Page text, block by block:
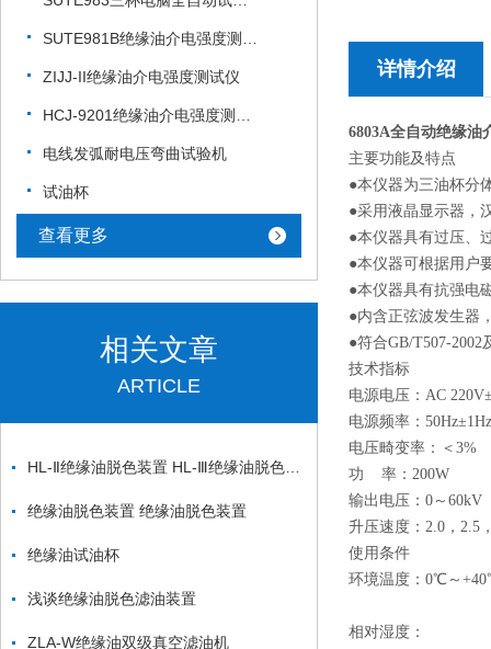
ZIJJ-II绝缘油介电强度测试仪
电线发弧耐电压弯曲试验机
试油杯
查看更多
相关文章
ARTICLE
绝缘油脱色装置 绝缘油脱色装置
绝缘油试油杯
浅谈绝缘油脱色滤油装置
ZLA-W绝缘油双级真空滤油机
详情介绍
6803A全自动绝缘油
主要功能及特点
●本仪器为三油杯分
●采用液晶显示器，
●本仪器具有过压、
●本仪器可根据用户
●本仪器具有抗强电
●内含正弦波发生器
●符合GB/T507-2002
技术指标
电源电压：AC
电源频率：50Hz±1Hz
电压畸变率：＜3%
功 率：200W
输出电压：0～
升压速度：2.0，2.5
使用条件
环境温度：0℃～
相对湿度：